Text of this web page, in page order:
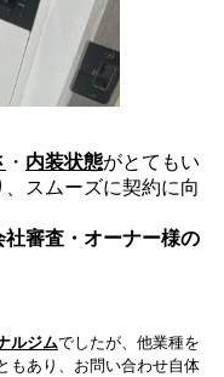
・ 内装状態がとてもい
スムーズに契約に向
社審査・オーナー様の
ルジムでしたが、他業種を
もあり、お問い合わせ自体